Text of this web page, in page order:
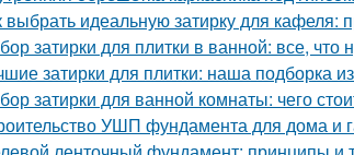
выбрать идеальную затирку для кафеля:
затирки для плитки в ванной: все, что
затирки для плитки: наша подборка
затирки для ванной комнаты: чего
УШП фундамента для дома и